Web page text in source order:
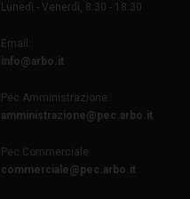
Lunedì - Venerdì, 8:30 - 18:30
Email:
info@arbo.it
Pec Amministrazione:
amministrazione@pec.arbo.it
Pec Commerciale:
commerciale@pec.arbo.it